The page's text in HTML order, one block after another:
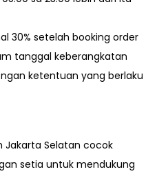
30% setelah booking order
tanggal keberangkatan
ketentuan yang berlaku
Jakarta Selatan cocok
setia untuk mendukung